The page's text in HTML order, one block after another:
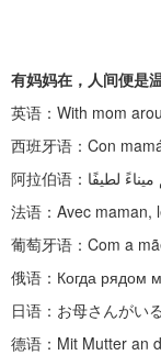
有妈妈在，人间便是
英语： With mom
西班牙语： Con
阿拉伯语：
法语： Avec maman,
葡萄牙语： Com a
俄语： Когда рядом
日语：お母さんがい
德语： Mit Mutter an